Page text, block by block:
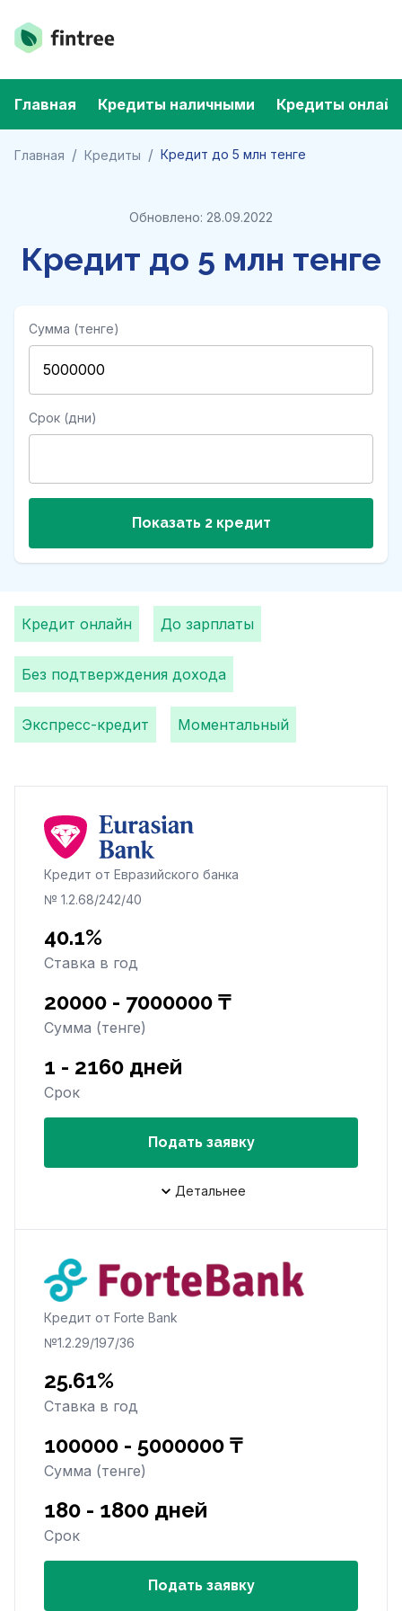
Главная Кредиты наличными Кредиты онлайн
Главная / Кредиты / Кредит до 5 млн тенге
Обновлено: 28.09.2022
Кредит до 5 млн тенге
Сумма (тенге)
Срок (дни)
Показать 2 кредит
Кредит онлайн До зарплаты
Без подтверждения дохода
Экспресс-кредит Моментальный
Кредит от Евразийского банка
№ 1.2.68/242/40
40.1%
Ставка в год
20000 - 7000000 ₸
Сумма (тенге)
1 - 2160 дней
Срок
Подать заявку
Детальнее
Кредит от Forte Bank
№1.2.29/197/36
25.61%
Ставка в год
100000 - 5000000 ₸
Сумма (тенге)
180 - 1800 дней
Срок
Подать заявку